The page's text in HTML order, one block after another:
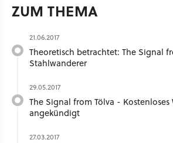
ZUM THEMA
21.06.2017
Theoretisch betrachtet: The Signal
Stahlwanderer
29.05.2017
The Signal from Tölva -
angekündigt
27.03.2017